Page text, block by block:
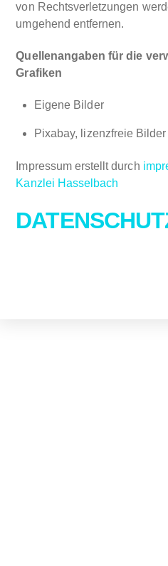
von Rechtsverletzungen
umgehend entfernen.
Quellenangaben für die
Grafiken
Eigene Bilder
Pixabay, lizenzfreie Bilder
Impressum erstellt durch
Kanzlei Hasselbach